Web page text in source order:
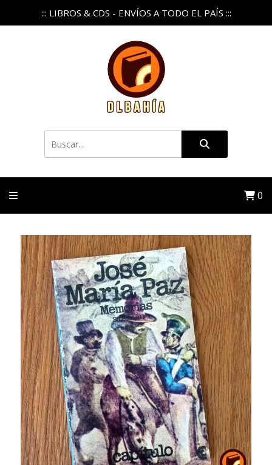
::: LIBROS & CDS - ENVÍOS A TODO EL PAÍS :::
0